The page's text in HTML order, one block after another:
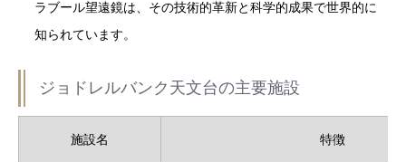
ラブール望遠鏡は、その技術的革新と科学的成果で世界的に
知られています。
ジョドレルバンク天文台の主要施設
施設名 特徴